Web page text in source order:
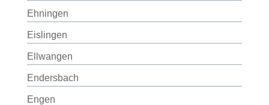
Ehningen
Eislingen
Ellwangen
Endersbach
Engen